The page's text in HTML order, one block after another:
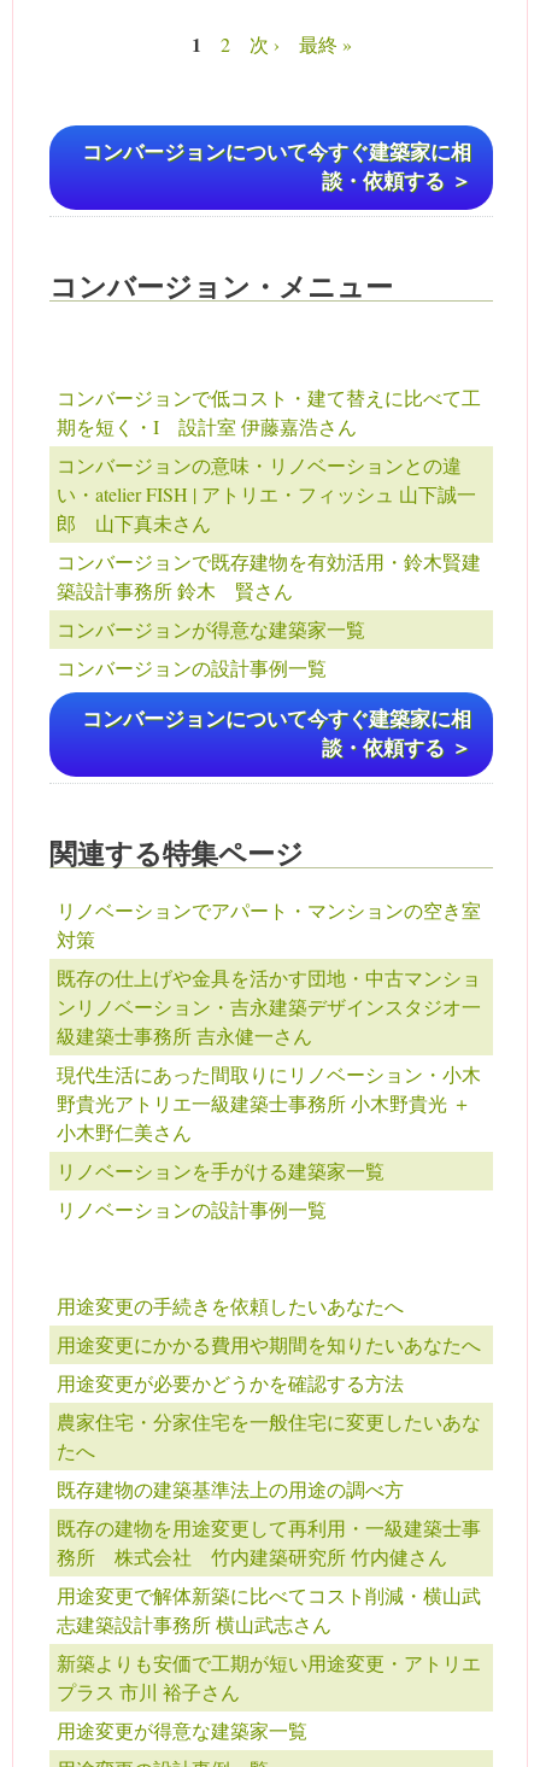
1 2 次 › 最終 »
コンバージョンについて今すぐ建築家に相
談・依頼する ＞
コンバージョン・メニュー
コンバージョンで低コスト・建て替えに比べて工
期を短く・I 設計室 伊藤嘉浩さん
コンバージョンの意味・リノベーションとの違
い・atelier FISH | アトリエ・フィッシュ 山下誠一
郎 山下真未さん
コンバージョンで既存建物を有効活用・鈴木賢建
築設計事務所 鈴木 賢さん
コンバージョンが得意な建築家一覧
コンバージョンの設計事例一覧
コンバージョンについて今すぐ建築家に相
談・依頼する ＞
関連する特集ページ
リノベーションでアパート・マンションの空き室
対策
既存の仕上げや金具を活かす団地・中古マンショ
ンリノベーション・吉永建築デザインスタジオ一
級建築士事務所 吉永健一さん
現代生活にあった間取りにリノベーション・小木
野貴光アトリエ一級建築士事務所 小木野貴光 ＋
小木野仁美さん
リノベーションを手がける建築家一覧
リノベーションの設計事例一覧
用途変更の手続きを依頼したいあなたへ
用途変更にかかる費用や期間を知りたいあなたへ
用途変更が必要かどうかを確認する方法
農家住宅・分家住宅を一般住宅に変更したいあな
たへ
既存建物の建築基準法上の用途の調べ方
既存の建物を用途変更して再利用・一級建築士事
務所 株式会社 竹内建築研究所 竹内健さん
用途変更で解体新築に比べてコスト削減・横山武
志建築設計事務所 横山武志さん
新築よりも安価で工期が短い用途変更・アトリエ
プラス 市川 裕子さん
用途変更が得意な建築家一覧